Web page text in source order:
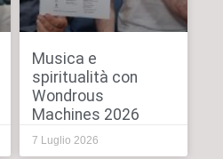
Musica e
spiritualità con
Wondrous
Machines 2026
7 Luglio 2026